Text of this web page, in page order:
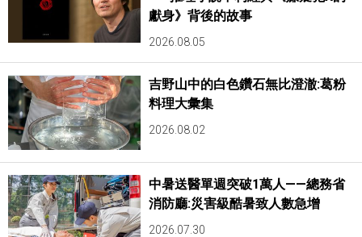
獻身》背後的故事
2026.08.05
吉野山中的白色鑽石無比澄澈:葛粉
料理大彙集
2026.08.02
中暑送醫單週突破1萬人——總務省
消防廳:災害級酷暑致人數急增
2026.07.30